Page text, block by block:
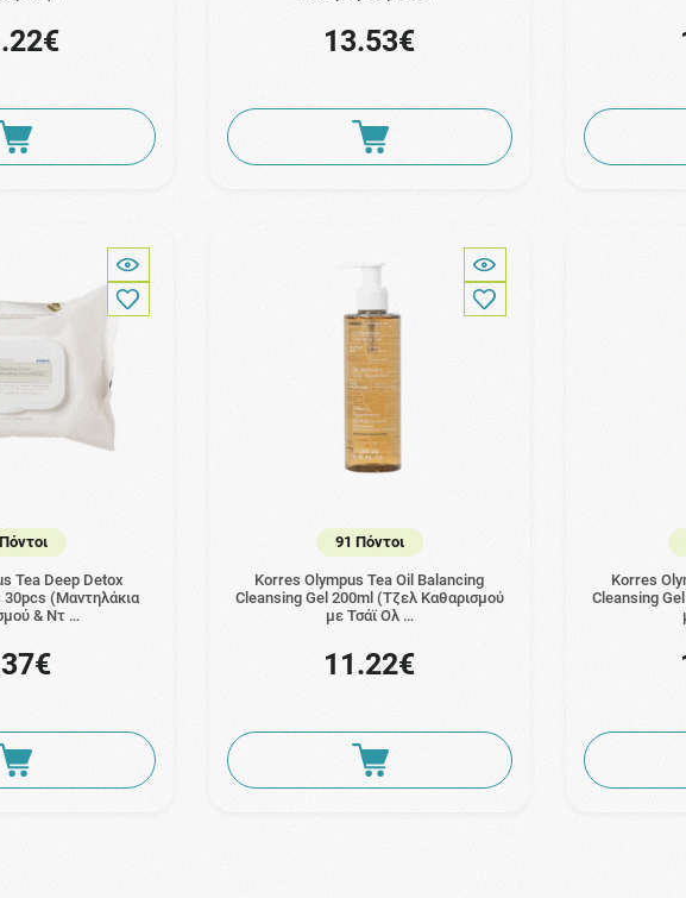
13.53€
Tea Deep Detox
30pcs (Μαντηλάκια
& Ντ …
91 Πόντοι
Korres Olympus Tea Oil Balancing
Cleansing Gel 200ml (Τζελ Καθαρισμού
με Τσάϊ Ολ …
11.22€
Korres
Cleansing